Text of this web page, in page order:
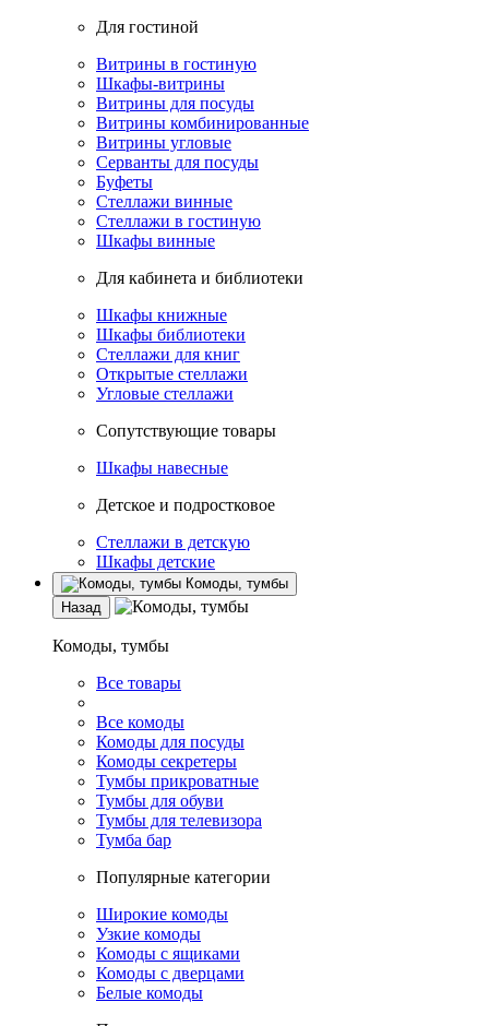
Для гостиной
Витрины в гостиную
Шкафы-витрины
Витрины для посуды
Витрины комбинированные
Витрины угловые
Серванты для посуды
Буфеты
Стеллажи винные
Стеллажи в гостиную
Шкафы винные
Для кабинета и библиотеки
Шкафы книжные
Шкафы библиотеки
Стеллажи для книг
Открытые стеллажи
Угловые стеллажи
Сопутствующие товары
Шкафы навесные
Детское и подростковое
Стеллажи в детскую
Шкафы детские
Комоды, тумбы
Назад
Комоды, тумбы
Все товары
Все комоды
Комоды для посуды
Комоды секретеры
Тумбы прикроватные
Тумбы для обуви
Тумбы для телевизора
Тумба бар
Популярные категории
Широкие комоды
Узкие комоды
Комоды с ящиками
Комоды с дверцами
Белые комоды